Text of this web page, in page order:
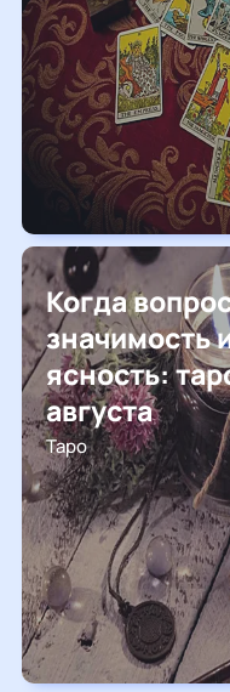
Когда
значимость
ясность:
августа
Таро